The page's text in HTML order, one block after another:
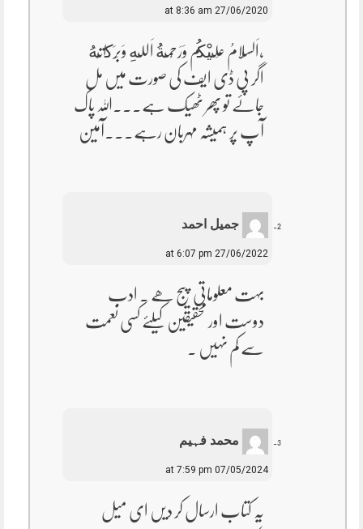
27/06/2020 at 8:36 am
،اَلسَلامُ عَلَيْكُم وَرَحْمَةُ اَللهِ وَبَرَكاتُهُ‎
اگر پی ڈی ایف کی صورت میں مل
جاۓ تو پھر ٹھیک ہے۔۔۔اللہ پاک
آپ پر ہمیشہ مہربان رہے۔۔۔آمین
جمیل احمد
27/06/2022 at 6:07 pm
بہت معلوماتی پیج ھے ۔ ادب
دوست اور محقیقین کیلئے کسی نعمت
سے کم نہیں ۔
محمد فہیم
07/05/2024 at 7:59 pm
یہ کتاب ارسال کر دیں ای میل